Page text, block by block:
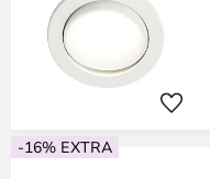
-16% EXTRA